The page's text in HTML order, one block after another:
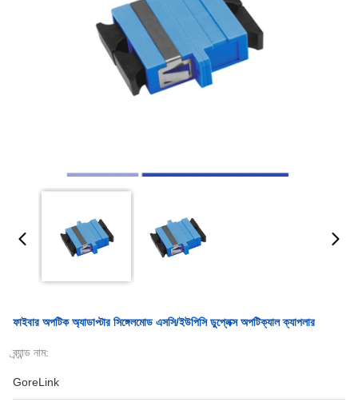
ফাইবার অপটিক অ্যাডাপ্টার সিঙ্গেলমোড এসসি/ইউপিসি ডুপ্লেক্স অপটিক্যাল ক্যাপলার
ব্র্যান্ড নাম:
GoreLink